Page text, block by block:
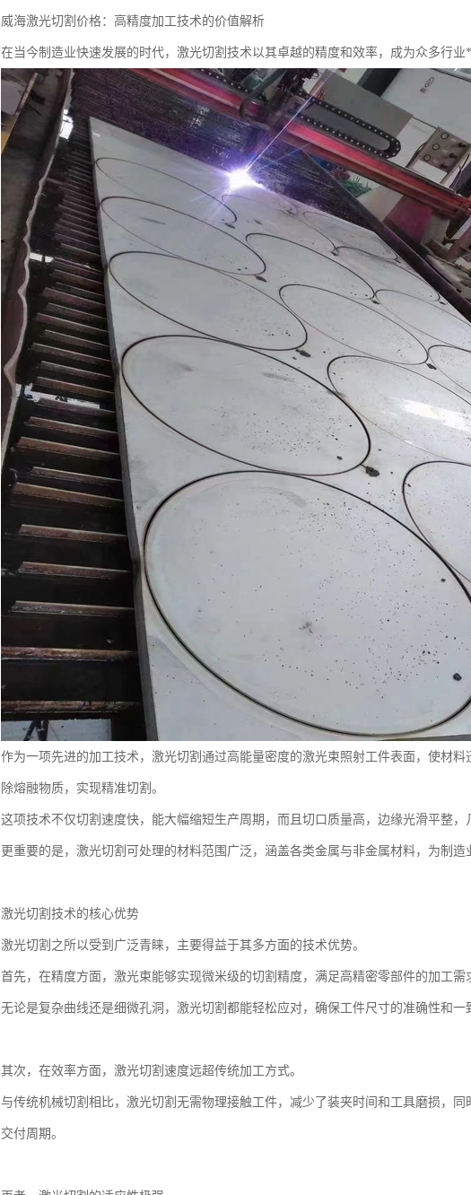
威海激光切割价格：高精度加工技术的价值解析
在当今制造业快速发展的时代，激光切割技术以其卓越的精度和效率，成为众多行业
作为一项先进的加工技术，激光切割通过高能量密度的激光束照射工件表面，使材
除熔融物质，实现精准切割。
这项技术不仅切割速度快，能大幅缩短生产周期，而且切口质量高，边缘光滑平整，
更重要的是，激光切割可处理的材料范围广泛，涵盖各类金属与非金属材料，为制
激光切割技术的核心优势
激光切割之所以受到广泛青睐，主要得益于其多方面的技术优势。
首先，在精度方面，激光束能够实现微米级的切割精度，满足高精密零部件的加工需
无论是复杂曲线还是细微孔洞，激光切割都能轻松应对，确保工件尺寸的准确性和一
其次，在效率方面，激光切割速度远超传统加工方式。
与传统机械切割相比，激光切割无需物理接触工件，减少了装夹时间和工具磨损，
交付周期。